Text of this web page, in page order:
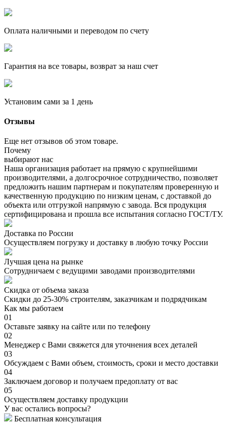
Оплата наличными и переводом по счету
Гарантия на все товары, возврат за наш счет
Установим сами за 1 день
Отзывы
Еще нет отзывов об этом товаре.
Почему
выбирают нас
Наша организация работает на прямую с крупнейшими
производителями, а долгосрочное сотрудничество, позволяет
предложить нашим партнерам и покупателям проверенную и
качественную продукцию по низким ценам, с доставкой до
объекта или отгрузкой напрямую с завода. Вся продукция
сертифицирована и прошла все испытания согласно ГОСТ/ТУ.
Доставка по России
Осуществляем погрузку и доставку в любую точку России
Лучшая цена на рынке
Сотрудничаем с ведущими заводами производителями
Скидка от объема заказа
Скидки до 25-30% строителям, заказчикам и подрядчикам
Как мы работаем
01
Оставьте заявку на сайте или по телефону
02
Менеджер с Вами свяжется для уточнения всех деталей
03
Обсуждаем с Вами объем, стоимость, сроки и место доставки
04
Заключаем договор и получаем предоплату от вас
05
Осуществляем доставку продукции
У вас остались вопросы?
Бесплатная консультация